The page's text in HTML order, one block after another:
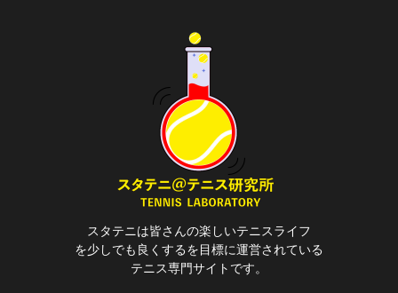
スタテニは皆さんの楽しいテニスライフ
を少しでも良くするを目標に運営されている
テニス専門サイトです。